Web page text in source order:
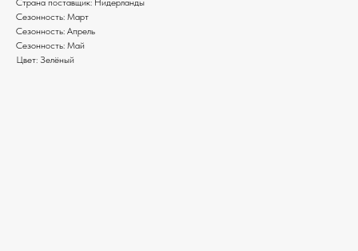
Страна поставщик: Нидерланды
Сезонность: Март
Сезонность: Апрель
Сезонность: Май
Цвет: Зелёный